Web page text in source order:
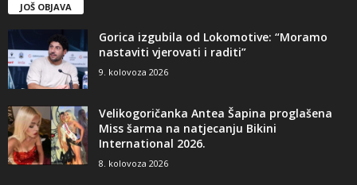
JOŠ OBJAVA
Gorica izgubila od Lokomotive: “Moramo
nastaviti vjerovati i raditi”
9. kolovoza 2026
Velikogoričanka Antea Šapina proglašena
Miss šarma na natjecanju Bikini
International 2026.
8. kolovoza 2026